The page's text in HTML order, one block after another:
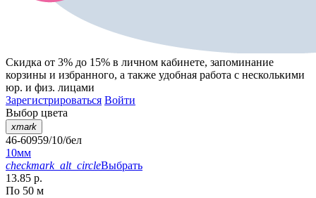
Скидка от 3% до 15% в личном кабинете, запоминание
корзины и избранного, а также удобная работа с несколькими
юр. и физ. лицами
Зарегистрироваться Войти
Выбор цвета
xmark
46-60959/10/бел
10мм
checkmark_alt_circleВыбрать
13.85 р.
По 50 м